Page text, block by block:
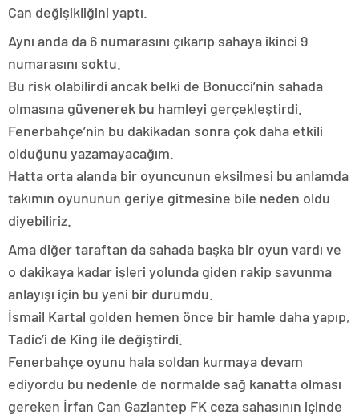
Can değişikliğini yaptı.
Aynı anda da 6 numarasını çıkarıp sahaya ikinci 9
numarasını soktu.
Bu risk olabilirdi ancak belki de Bonucci’nin sahada
olmasına güvenerek bu hamleyi gerçekleştirdi.
Fenerbahçe’nin bu dakikadan sonra çok daha etkili
olduğunu yazamayacağım.
Hatta orta alanda bir oyuncunun eksilmesi bu anlamda
takımın oyununun geriye gitmesine bile neden oldu
diyebiliriz.
Ama diğer taraftan da sahada başka bir oyun vardı ve
o dakikaya kadar işleri yolunda giden rakip savunma
anlayışı için bu yeni bir durumdu.
İsmail Kartal golden hemen önce bir hamle daha yapıp,
Tadic’i de King ile değiştirdi.
Fenerbahçe oyunu hala soldan kurmaya devam
ediyordu bu nedenle de normalde sağ kanatta olması
gereken İrfan Can Gaziantep FK ceza sahasının içinde